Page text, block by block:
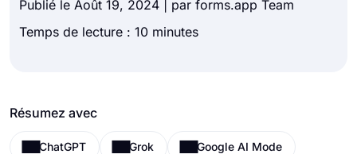
Publié le Août 19, 2024 | par forms.app Team
Temps de lecture : 10 minutes
Résumez avec
ChatGPT Grok Google AI Mode